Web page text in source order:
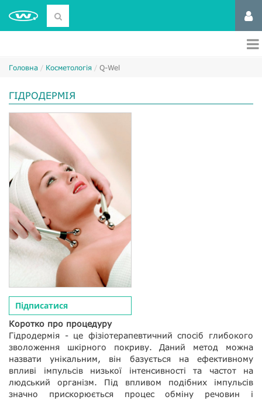
Головна Косметологія Q-Wel
ГІДРОДЕРМІЯ
Підписатися
Коротко про процедуру
Гідродермія - це фізіотерапевтичний спосіб глибокого
зволоження шкірного покриву. Даний метод можна
назвати унікальним, він базується на ефективному
впливі імпульсів низької інтенсивності та частот на
людський організм. Під впливом подібних імпульсів
значно прискорюється процес обміну речовин і